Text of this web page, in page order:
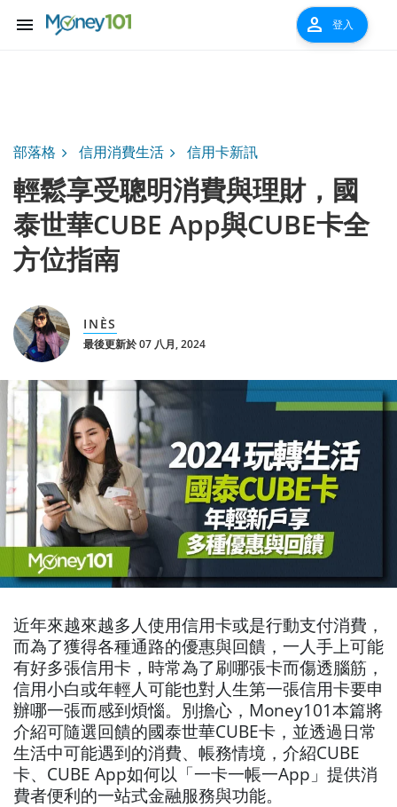
menu person 登入
部落格 信用消費生活 信用卡新訊
輕鬆享受聰明消費與理財，國
泰世華CUBE App與CUBE卡全
方位指南
INÈS
最後更新於 07 八月, 2024
近年來越來越多人使用信用卡或是行動支付消費，
而為了獲得各種通路的優惠與回饋，一人手上可能
有好多張信用卡，時常為了刷哪張卡而傷透腦筋，
信用小白或年輕人可能也對人生第一張信用卡要申
辦哪一張而感到煩惱。別擔心，Money101本篇將
介紹可隨選回饋的國泰世華CUBE卡，並透過日常
生活中可能遇到的消費、帳務情境，介紹CUBE
卡、CUBE App如何以「一卡一帳一App」提供消
費者便利的一站式金融服務與功能。